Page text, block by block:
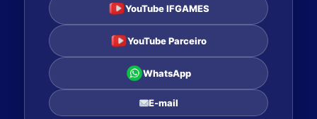
YouTube IFGAMES
YouTube Parceiro
WhatsApp
E-mail